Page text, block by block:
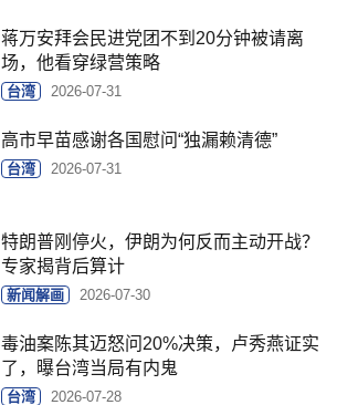
蒋万安拜会民进党团不到20分钟被请离
场，他看穿绿营策略
台湾 2026-07-31
高市早苗感谢各国慰问“独漏赖清德”
台湾 2026-07-31
特朗普刚停火，伊朗为何反而主动开战？
专家揭背后算计
新闻解画 2026-07-30
毒油案陈其迈怒问20%决策，卢秀燕证实
了，曝台湾当局有内鬼
台湾 2026-07-28